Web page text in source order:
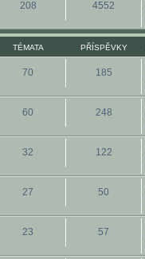
208 4552
TÉMATA PŘÍSPĚVKY
70 185
60 248
32 122
27 50
23 57